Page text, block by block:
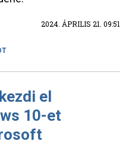
2024. ÁPRILIS 21. 09:51
el
10-et